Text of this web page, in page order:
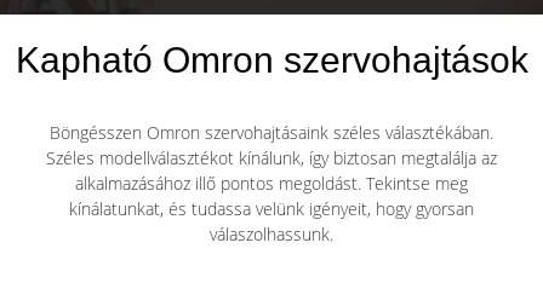
Kapható Omron szervohajtások
Böngésszen Omron szervohajtásaink széles választékában.
Széles modellválasztékot kínálunk, így biztosan megtalálja az
alkalmazásához illő pontos megoldást. Tekintse meg
kínálatunkat, és tudassa velünk igényeit, hogy gyorsan
válaszolhassunk.